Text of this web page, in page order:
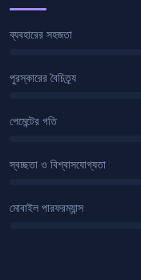
ব্যবহারের সহজতা
পুরস্কারের বৈচিত্র্য
পেমেন্টের গতি
স্বচ্ছতা ও বিশ্বাসযোগ্যতা
মোবাইল পারফরম্যান্স